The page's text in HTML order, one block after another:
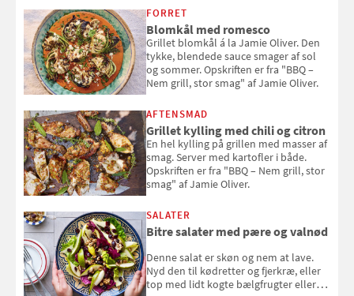
smag" af Jamie Oliver.
FORRET
Blomkål med romesco
Grillet blomkål á la Jamie Oliver. Den
tykke, blendede sauce smager af sol
og sommer. Opskriften er fra "BBQ –
Nem grill, stor smag" af Jamie Oliver.
AFTENSMAD
Grillet kylling med chili og citron
En hel kylling på grillen med masser af
smag. Server med kartofler i både.
Opskriften er fra "BBQ – Nem grill, stor
smag" af Jamie Oliver.
SALATER
Bitre salater med pære og valnød
Denne salat er skøn og nem at lave.
Nyd den til kødretter og fjerkræ, eller
top med lidt kogte bælgfrugter eller